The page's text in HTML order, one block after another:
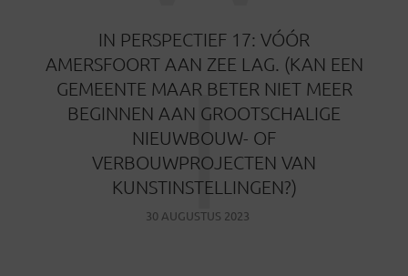
IN PERSPECTIEF 17: VÓÓR
AMERSFOORT AAN ZEE LAG. (KAN EEN
GEMEENTE MAAR BETER NIET MEER
BEGINNEN AAN GROOTSCHALIGE
NIEUWBOUW- OF
VERBOUWPROJECTEN VAN
KUNSTINSTELLINGEN?)
30 AUGUSTUS 2023
I